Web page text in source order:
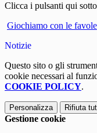
Clicca i pulsanti qui
Giochiamo con le favole
Notizie
Questo sito o gli
cookie necessari al
COOKIE POLICY.
Personalizza Rifiuta
Gestione cookie